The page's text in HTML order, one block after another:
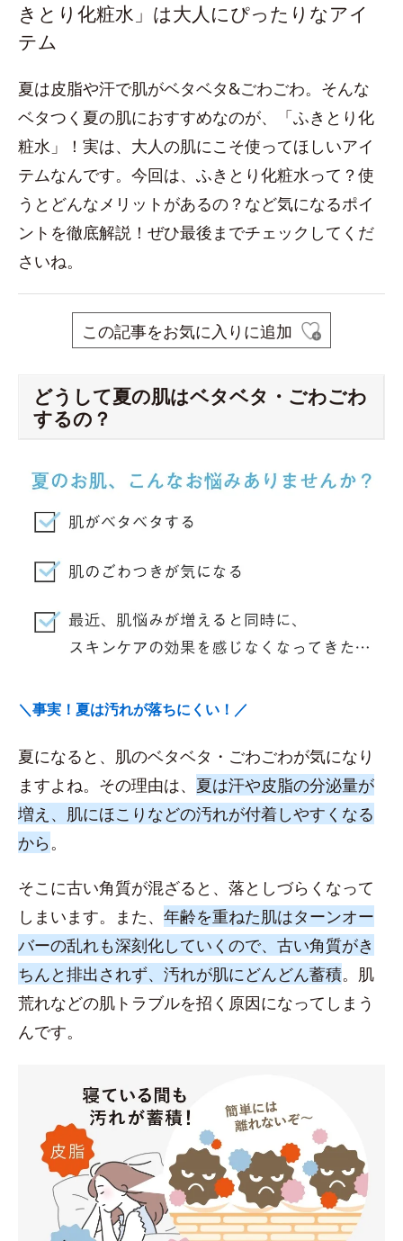
きとり化粧水」は大人にぴったりなアイ
テム
夏は皮脂や汗で肌がベタベタ&ごわごわ。そんな
ベタつく夏の肌におすすめなのが、「ふきとり化
粧水」！実は、大人の肌にこそ使ってほしいアイ
テムなんです。今回は、ふきとり化粧水って？使
うとどんなメリットがあるの？など気になるポイ
ントを徹底解説！ぜひ最後までチェックしてくだ
さいね。
この記事をお気に入りに追加
どうして夏の肌はベタベタ・ごわごわ
するの？
＼事実！夏は汚れが落ちにくい！／
夏になると、肌のベタベタ・ごわごわが気になり
ますよね。その理由は、 夏は汗や皮脂の分泌量が
増え、肌にほこりなどの汚れが付着しやすくなる
から 。
そこに古い角質が混ざると、落としづらくなって
しまいます。また、 年齢を重ねた肌はターンオー
バーの乱れも深刻化していくので、古い角質がき
ちんと排出されず、汚れが肌にどんどん蓄積。肌
荒れなどの肌トラブルを招く原因になってしまう
んです。